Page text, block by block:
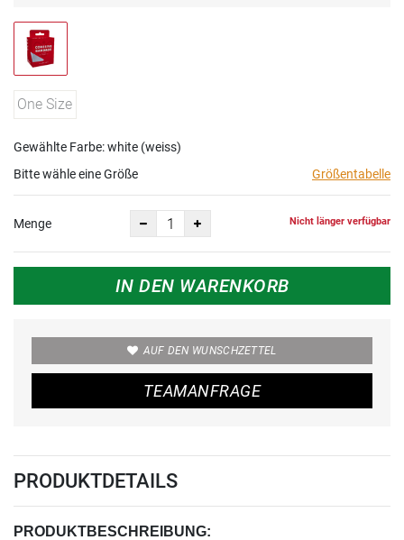
One Size
Gewählte Farbe: white (weiss)
Bitte wähle eine Größe
Größentabelle
Menge Nicht länger verfügbar
IN DEN WARENKORB
AUF DEN WUNSCHZETTEL
TEAMANFRAGE
PRODUKTDETAILS
PRODUKTBESCHREIBUNG: